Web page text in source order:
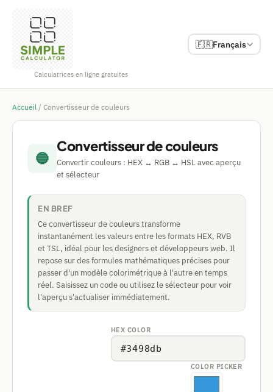
Calculatrices en ligne gratuites
🇫🇷Français
Accueil / Convertisseur de couleurs
🔵
Convertisseur de couleurs
Convertir couleurs : HEX ↔ RGB ↔ HSL avec aperçu
et sélecteur
EN BREF
Ce convertisseur de couleurs transforme
instantanément les valeurs entre les formats HEX, RVB
et TSL, idéal pour les designers et développeurs web. Il
repose sur des formules mathématiques précises pour
passer d'un modèle colorimétrique à l'autre en temps
réel. Saisissez un code ou utilisez le sélecteur pour voir
l'aperçu s'actualiser immédiatement.
HEX COLOR
COLOR PICKER